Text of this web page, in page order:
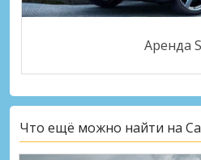
Аренда
Что ещё можно найти на